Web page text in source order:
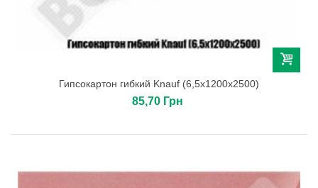
Гипсокартон гибкий Knauf (6,5х1200х2500)
85,70 Грн